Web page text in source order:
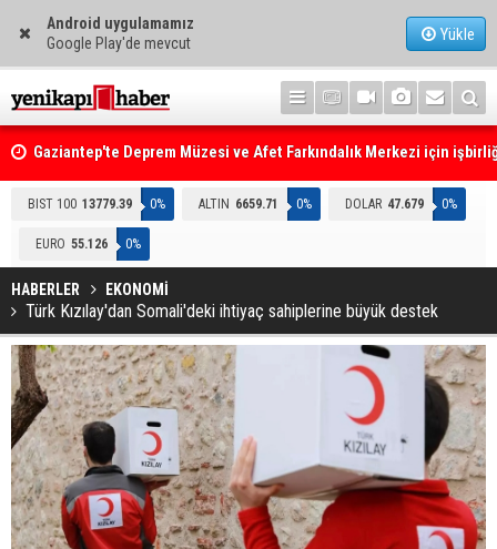
Android uygulamamız
Google Play'de mevcut
Yükle
protokolü imzalandı
Resmi Gazete'de Bugün
BIST 100 13779.39 0% ALTIN 6659.71 0% DOLAR 47.679 0%
EURO 55.126 0%
HABERLER EKONOMİ
Türk Kızılay'dan Somali'deki ihtiyaç sahiplerine büyük destek